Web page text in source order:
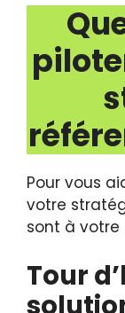
Pour vous
votre
sont à votre
Tour